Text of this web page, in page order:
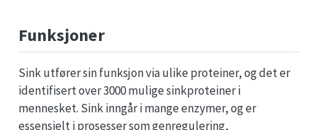
Funksjoner
Sink utfører sin funksjon via ulike proteiner, og det er
identifisert over 3000 mulige sinkproteiner i
mennesket. Sink inngår i mange enzymer, og er
essensielt i prosesser som genregulering,